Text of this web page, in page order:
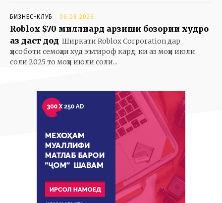
БИЗНЕС-КЛУБ 06.08.2026
Roblox $70 миллиард арзиши бозории худро
аз даст дод Ширкати Roblox Corporation дар
ҳисоботи семоҳаи худ эътироф кард, ки аз моҳи июли
соли 2025 то моҳи июли соли...